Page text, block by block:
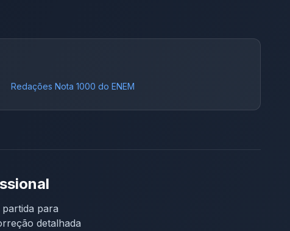
Redações Nota 1000 do ENEM
para
detalhada